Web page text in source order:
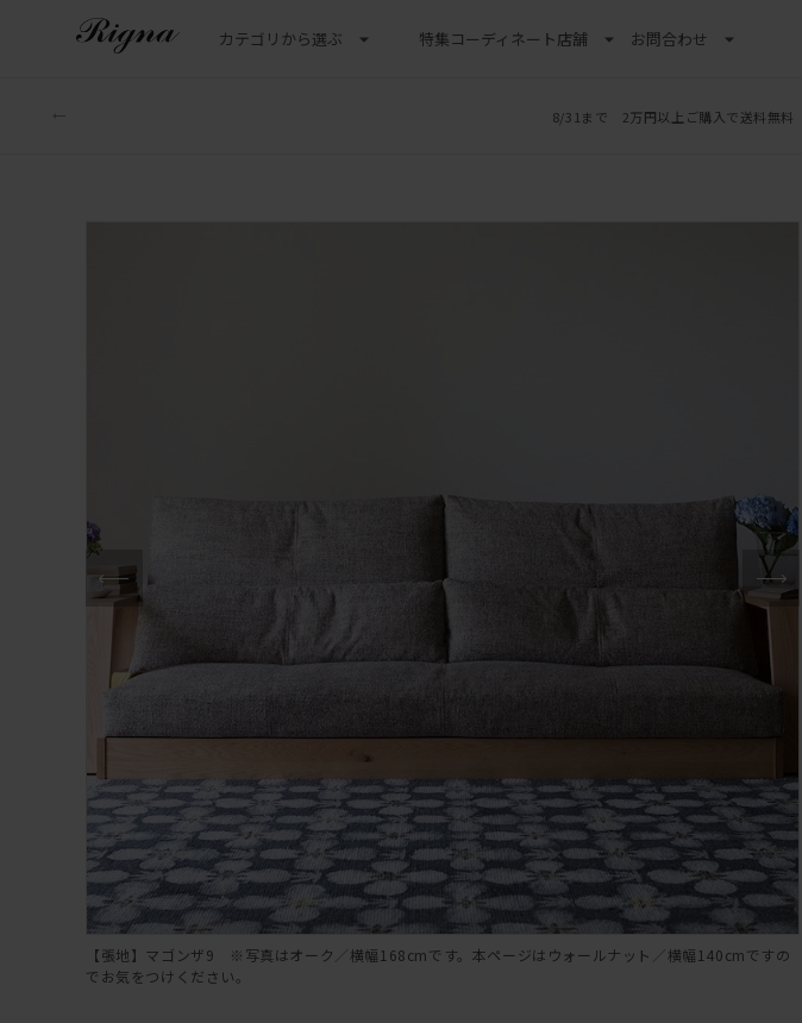
カテゴリから選ぶ 特集コーディネート店舗 お問合わせ
8/31まで 2万円以上ご購入で送料無料
【張地】マゴンザ9 ※写真はオーク／横幅168cmです。本ページはウォールナット／横幅140cmですの
でお気をつけください。